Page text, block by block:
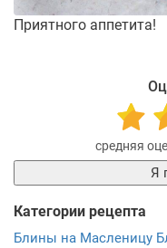
Приятного аппетита!
Категории рецепта
Блины на Масленицу